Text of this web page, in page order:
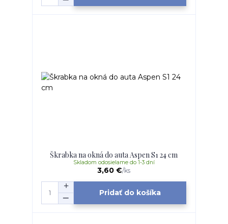
Škrabka na okná do auta Aspen S1 24 cm
3,60 €/ks
Skladom odosielame do 1-3 dní
Pridať do košíka